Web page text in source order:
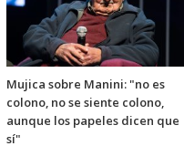
Mujica sobre Manini: "no es
colono, no se siente colono,
aunque los papeles dicen que
sí"